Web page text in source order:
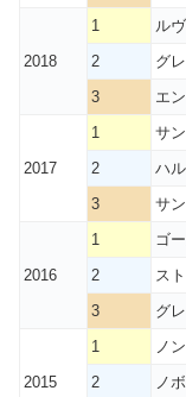
2018
1 ル
2
グ
3
エ
2017
1 サ
2
ハ
3
サ
2016
1 ゴ
2
ス
3
グ
2015
1 ノ
2
ノ